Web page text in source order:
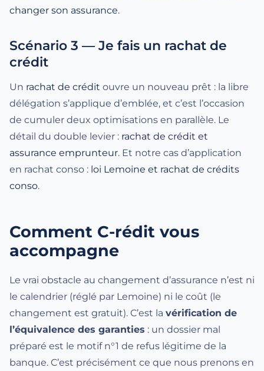
changer son assurance.
Scénario 3 — Je fais un rachat de
crédit
Un rachat de crédit ouvre un nouveau prêt : la libre
délégation s’applique d’emblée, et c’est l’occasion
de cumuler deux optimisations en parallèle. Le
détail du double levier : rachat de crédit et
assurance emprunteur. Et notre cas d’application
en rachat conso : loi Lemoine et rachat de crédits
conso.
Comment C-rédit vous
accompagne
Le vrai obstacle au changement d’assurance n’est ni
le calendrier (réglé par Lemoine) ni le coût (le
changement est gratuit). C’est la vérification de
l’équivalence des garanties : un dossier mal
préparé est le motif n°1 de refus légitime de la
banque. C’est précisément ce que nous prenons en